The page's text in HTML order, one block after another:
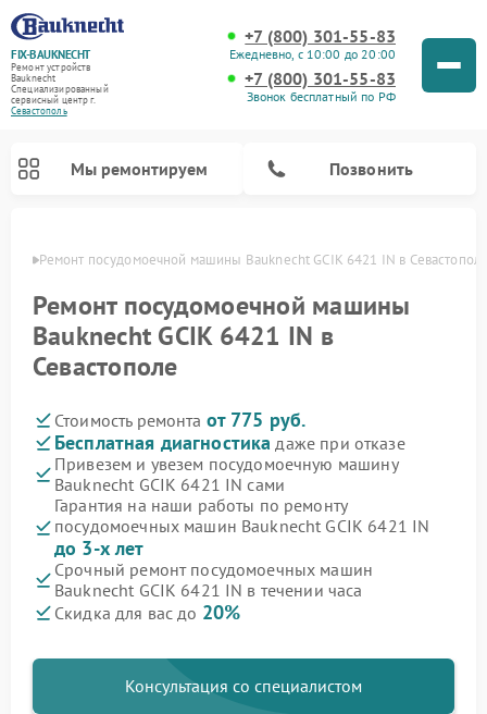
FIX-BAUKNECHT
Ремонт устройств
Bauknecht
Специализированный
cервисный центр г.
Севастополь
+7 (800) 301-55-83
Ежедневно, с 10:00 до 20:00
+7 (800) 301-55-83
Звонок бесплатный по РФ
Мы ремонтируем Позвонить
Ремонт посудомоечной машины Bauknecht GCIK 6421 IN в
Ремонт посудомоечной машины
Bauknecht GCIK 6421 IN в
Севастополе
Стоимость ремонта от 775 руб.
Бесплатная диагностика даже при отказе
Привезем и увезем посудомоечную машину
Bauknecht GCIK 6421 IN сами
Гарантия на наши работы по ремонту
посудомоечных машин Bauknecht GCIK 6421 IN
до 3-х лет
Срочный ремонт посудомоечных машин
Bauknecht GCIK 6421 IN в течении часа
Скидка для вас до 20%
Консультация со специалистом